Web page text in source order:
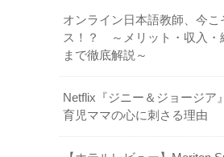
オンライン日本語教師、今こ
ス！？ ～メリット・収入・
まで徹底解説～
Netflix『ジニー＆ジョージア
育児ママの心に刺さる理由